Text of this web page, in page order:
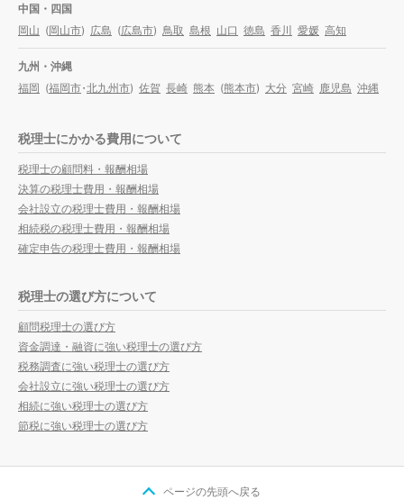
中国・四国
岡山 (岡山市) 広島 (広島市) 鳥取 島根 山口 徳島 香川 愛媛 高知
九州・沖縄
福岡 (福岡市・北九州市) 佐賀 長崎 熊本 (熊本市) 大分 宮崎 鹿児島 沖縄
税理士にかかる費用について
税理士の顧問料・報酬相場
決算の税理士費用・報酬相場
会社設立の税理士費用・報酬相場
相続税の税理士費用・報酬相場
確定申告の税理士費用・報酬相場
税理士の選び方について
顧問税理士の選び方
資金調達・融資に強い税理士の選び方
税務調査に強い税理士の選び方
会社設立に強い税理士の選び方
相続に強い税理士の選び方
節税に強い税理士の選び方
ページの先頭へ戻る